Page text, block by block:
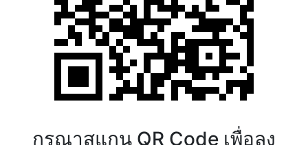
กรุณาสแกน QR Code เพื่อลง